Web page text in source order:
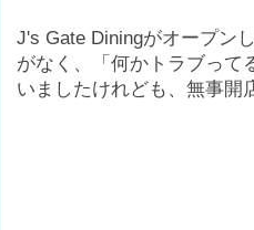
J's Gate Diningがオープン
がなく、「何かトラブって
いましたけれども、無事開